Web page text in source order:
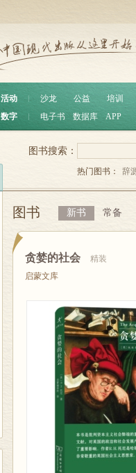
活动 沙龙 公益
培训
数字
电子书 数据库 APP
图书搜索：
热门图书： 辞
图书 新书 常备
贪婪的社会
精装
启蒙文库